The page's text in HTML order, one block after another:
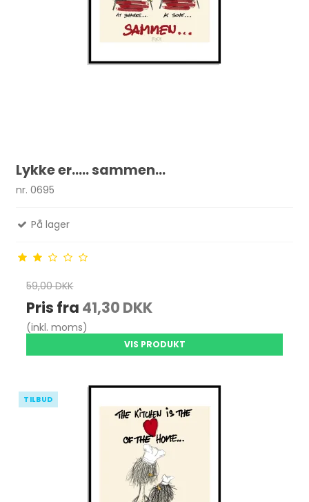
Lykke er..... sammen...
nr. 0695
På lager
59,00 DKK
Pris fra 41,30 DKK
(inkl. moms)
VIS PRODUKT
TILBUD